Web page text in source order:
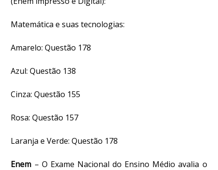
Matemática e suas tecnologias:
Amarelo:Questão 178
Azul:Questão 138
Cinza:Questão 155
Rosa:Questão 157
Laranja e Verde:Questão 178
Enem – O Exame Nacional do Ensino Médio avalia o